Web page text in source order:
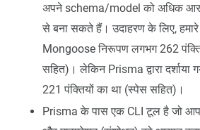
अपने schema/model को अधिक
से बना सकते हैं। उदाहरण के लिए,
Mongoose निरूपण लगभग 262
सहित)। लेकिन Prisma द्वारा दर्शाया
221 पंक्तियों का था (स्पेस सहित)।
Prisma के पास एक CLI टूल है जो